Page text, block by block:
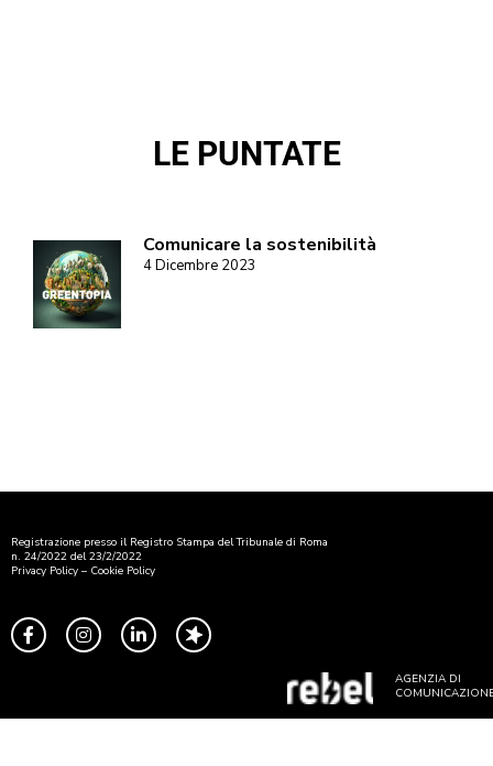
LE PUNTATE
Comunicare la sostenibilità
4 Dicembre 2023
Registrazione presso il Registro Stampa del Tribunale di Roma
n. 24/2022 del 23/2/2022
Privacy Policy – Cookie Policy
AGENZIA DI